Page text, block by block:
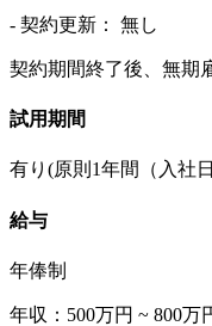
- 契約更新： 無し
契約期間終了後、無期
試用期間
有り(原則1年間（入社
給与
年俸制
年収：500万円 ~ 800万